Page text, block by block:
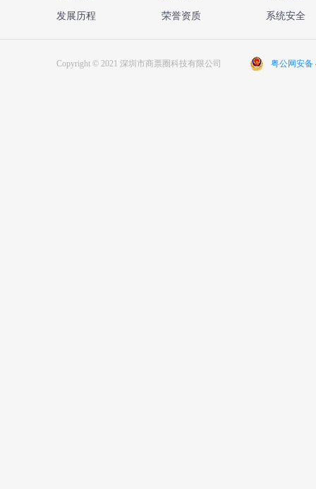
发展历程 荣誉资质 系统安全
Copyright © 2021 深圳市商票圈科技有限公司 粤公网安备